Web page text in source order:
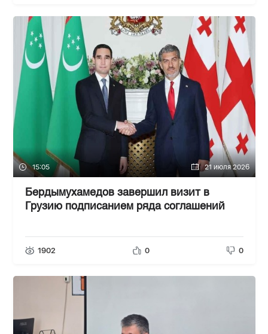
15:05 21 июля 2026
Бердымухамедов завершил визит в
Грузию подписанием ряда соглашений
1902 0 0